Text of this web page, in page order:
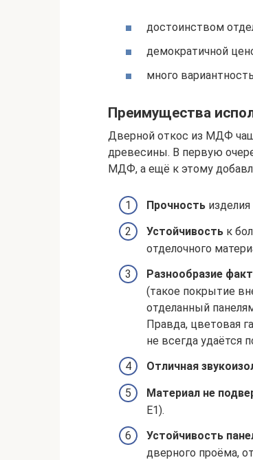
достоинством
демократичной
много
Преимущества
Дверной откос из МДФ
древесины. В первую
МДФ, а ещё к этому
Прочность
Устойчивость к
отделочного
Разнообразие
(такое покрытие
отделанный
Правда, цветовая
не всегда удаётся
Отличная
Материал не
Е1).
Устойчивость
дверного проёма,